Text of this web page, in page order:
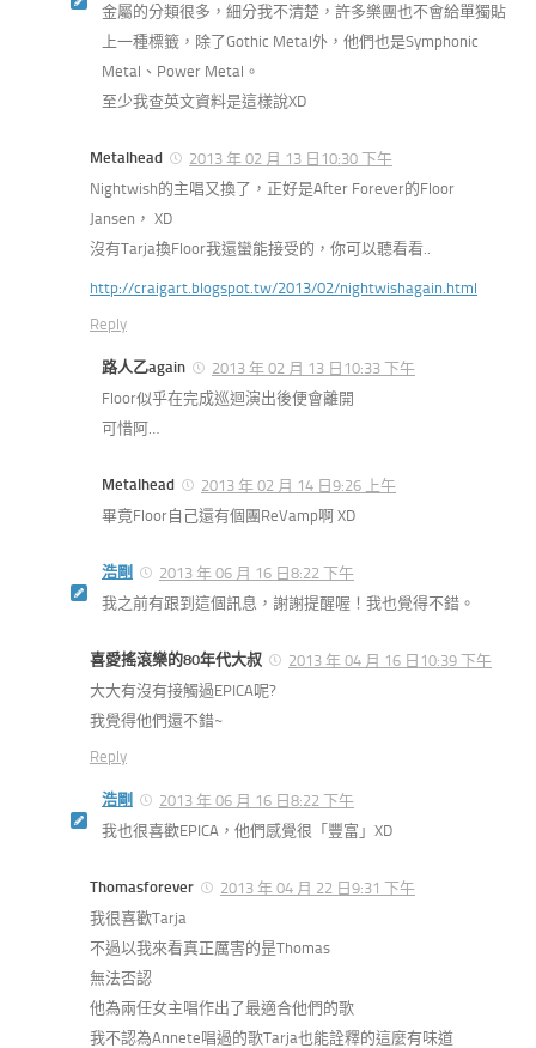
金屬的分類很多，細分我不清楚，許多樂團也不會給單獨貼
上一種標籤，除了Gothic Metal外，他們也是Symphonic
Metal、Power Metal。
至少我查英文資料是這樣說XD
Metalhead
2013 年 02 月 13 日10:30 下午
Nightwish的主唱又換了，正好是After Forever的Floor
Jansen， XD
沒有Tarja換Floor我還蠻能接受的，你可以聽看看..
http://craigart.blogspot.tw/2013/02/nightwishagain.html
Reply
路人乙again
2013 年 02 月 13 日10:33 下午
Floor似乎在完成巡迴演出後便會離開
可惜阿…
Metalhead
2013 年 02 月 14 日9:26 上午
畢竟Floor自己還有個團ReVamp啊 XD
浩剛
2013 年 06 月 16 日8:22 下午
我之前有跟到這個訊息，謝謝提醒喔！我也覺得不錯。
喜愛搖滾樂的80年代大叔
2013 年 04 月 16 日10:39 下午
大大有沒有接觸過EPICA呢?
我覺得他們還不錯~
Reply
浩剛
2013 年 06 月 16 日8:22 下午
我也很喜歡EPICA，他們感覺很「豐富」XD
Thomasforever
2013 年 04 月 22 日9:31 下午
我很喜歡Tarja
不過以我來看真正厲害的昰Thomas
無法否認
他為兩任女主唱作出了最適合他們的歌
我不認為Annete唱過的歌Tarja也能詮釋的這麼有味道